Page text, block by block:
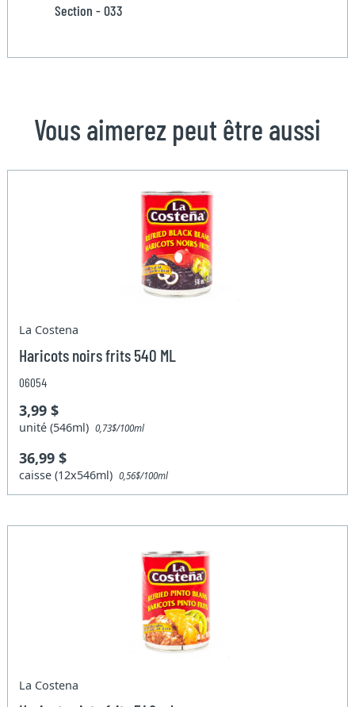
Section - 033
Vous aimerez peut être aussi
La Costena
Haricots noirs frits 540 ML
06054
3,99 $
unité (546ml)0,73$/100ml
36,99 $
caisse (12x546ml)0,56$/100ml
La Costena